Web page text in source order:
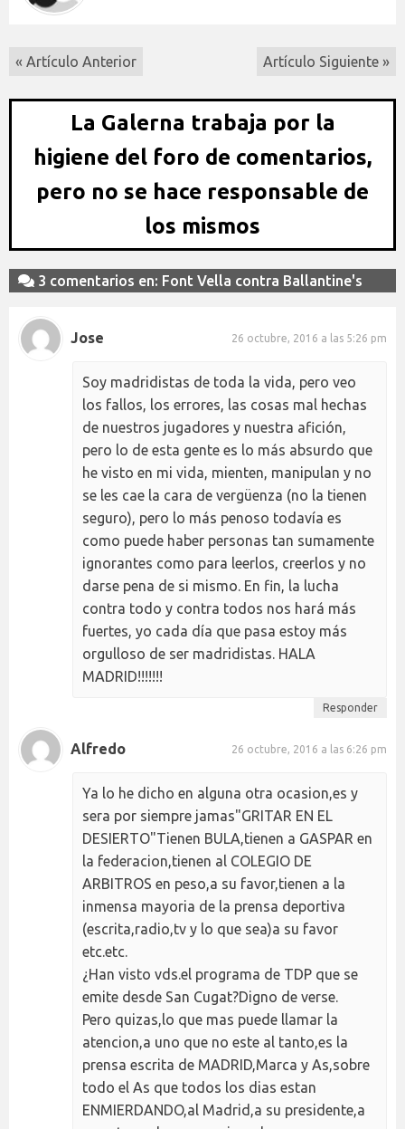
« Artículo Anterior Artículo Siguiente »
La Galerna trabaja por la
higiene del foro de comentarios,
pero no se hace responsable de
los mismos
3 comentarios en: Font Vella contra Ballantine's
Jose 26 octubre, 2016 a las 5:26 pm
Soy madridistas de toda la vida, pero veo
los fallos, los errores, las cosas mal hechas
de nuestros jugadores y nuestra afición,
pero lo de esta gente es lo más absurdo que
he visto en mi vida, mienten, manipulan y no
se les cae la cara de vergüenza (no la tienen
seguro), pero lo más penoso todavía es
como puede haber personas tan sumamente
ignorantes como para leerlos, creerlos y no
darse pena de si mismo. En fin, la lucha
contra todo y contra todos nos hará más
fuertes, yo cada día que pasa estoy más
orgulloso de ser madridistas. HALA
MADRID!!!!!!!
Responder
Alfredo 26 octubre, 2016 a las 6:26 pm
Ya lo he dicho en alguna otra ocasion,es y
sera por siempre jamas"GRITAR EN EL
DESIERTO"Tienen BULA,tienen a GASPAR en
la federacion,tienen al COLEGIO DE
ARBITROS en peso,a su favor,tienen a la
inmensa mayoria de la prensa deportiva
(escrita,radio,tv y lo que sea)a su favor
etc.etc.
¿Han visto vds.el programa de TDP que se
emite desde San Cugat?Digno de verse.
Pero quizas,lo que mas puede llamar la
atencion,a uno que no este al tanto,es la
prensa escrita de MADRID,Marca y As,sobre
todo el As que todos los dias estan
ENMIERDANDO,al Madrid,a su presidente,a